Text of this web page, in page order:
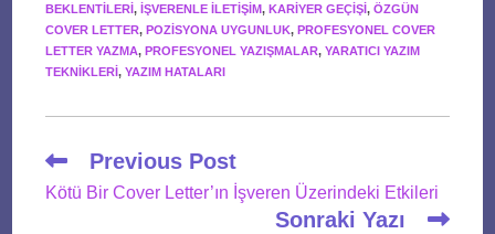
BEKLENTILERI, IŞVERENLE ILETIŞIM, KARIYER GEÇIŞI, ÖZGÜN
COVER LETTER, POZISYONA UYGUNLUK, PROFESYONEL COVER
LETTER YAZMA, PROFESYONEL YAZIŞMALAR, YARATICI YAZIM
TEKNIKLERI, YAZIM HATALARI
Read
more
articles
Previous Post
Kötü Bir Cover Letter’ın İşveren Üzerindeki Etkileri
Sonraki Yazı